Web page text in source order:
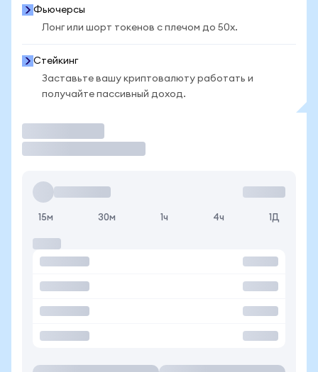
Фьючерсы
Лонг или шорт токенов с плечом до 50x.
Стейкинг
Заставьте вашу криптовалюту работать и
получайте пассивный доход.
15м 30м 1ч 4ч 1Д